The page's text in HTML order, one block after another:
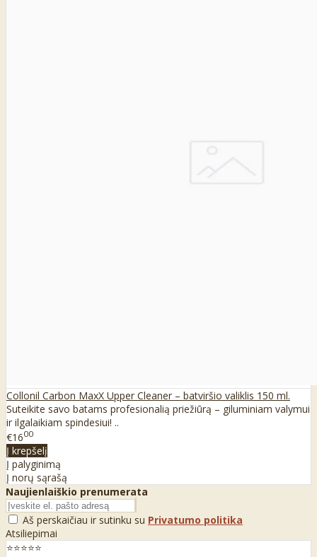
Collonil Carbon MaxX Upper Cleaner – batviršio valiklis 150 ml.
Suteikite savo batams profesionalią priežiūrą – giluminiam valymui
ir ilgalaikiam spindesiui! ..
€1600
Į krepšelį
Į palyginimą
Į norų sąrašą
Naujienlaiškio prenumerata
Aš perskaičiau ir sutinku su Privatumo politika
Atsiliepimai
⭐⭐⭐⭐⭐